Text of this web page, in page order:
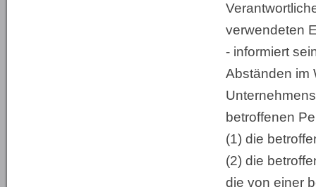
verwendeten
- informiert
Abständen im
betroffenen
(1) die
(2) die
die von einer